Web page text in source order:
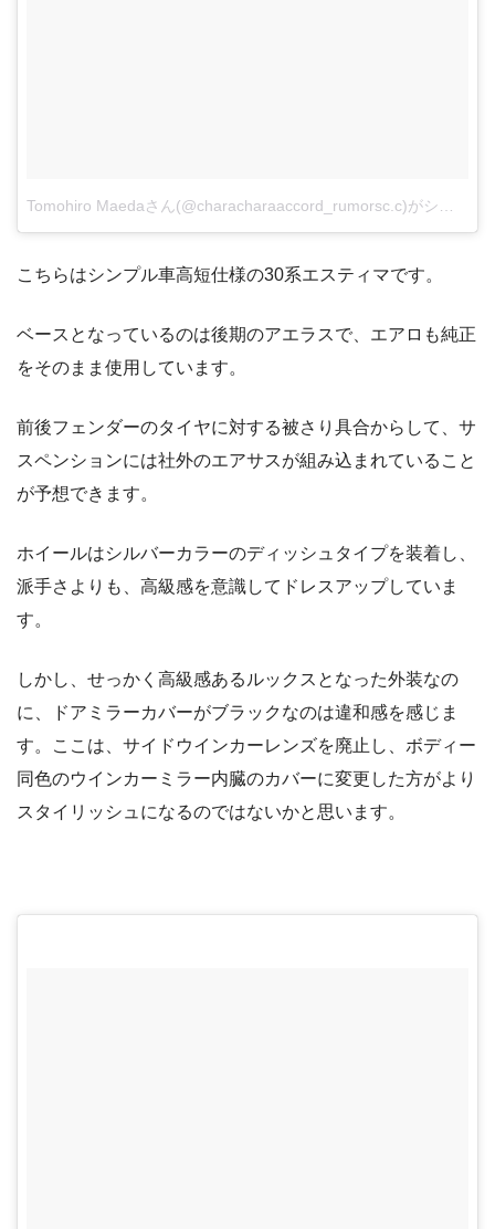
こちらはシンプル車高短仕様の30系エスティマです。
ベースとなっているのは後期のアエラスで、エアロも純正
をそのまま使用しています。
前後フェンダーのタイヤに対する被さり具合からして、サ
スペンションには社外のエアサスが組み込まれていること
が予想できます。
ホイールはシルバーカラーのディッシュタイプを装着し、
派手さよりも、高級感を意識してドレスアップしていま
す。
しかし、せっかく高級感あるルックスとなった外装なの
に、ドアミラーカバーがブラックなのは違和感を感じま
す。ここは、サイドウインカーレンズを廃止し、ボディー
同色のウインカーミラー内臓のカバーに変更した方がより
スタイリッシュになるのではないかと思います。